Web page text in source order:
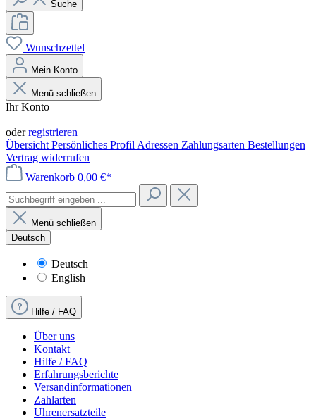
Suche
Wunschzettel
Mein Konto
Menü schließen
Ihr Konto
oderregistrieren
Übersicht Persönliches Profil Adressen Zahlungsarten Bestellungen
Vertrag widerrufen
Warenkorb 0,00 €*
Menü schließen
Deutsch
Deutsch
English
Hilfe / FAQ
Über uns
Kontakt
Hilfe / FAQ
Erfahrungsberichte
Versandinformationen
Zahlarten
Uhrenersatzteile